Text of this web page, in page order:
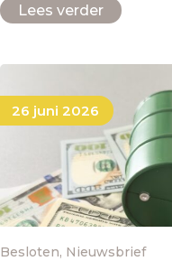
Lees verder
26 juni 2026
Besloten, Nieuwsbrief